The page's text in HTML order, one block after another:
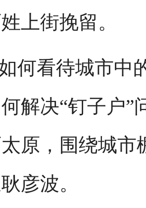
上街挽留。
看待城市中的
解决“钉子户”
原，围绕城
彦波。